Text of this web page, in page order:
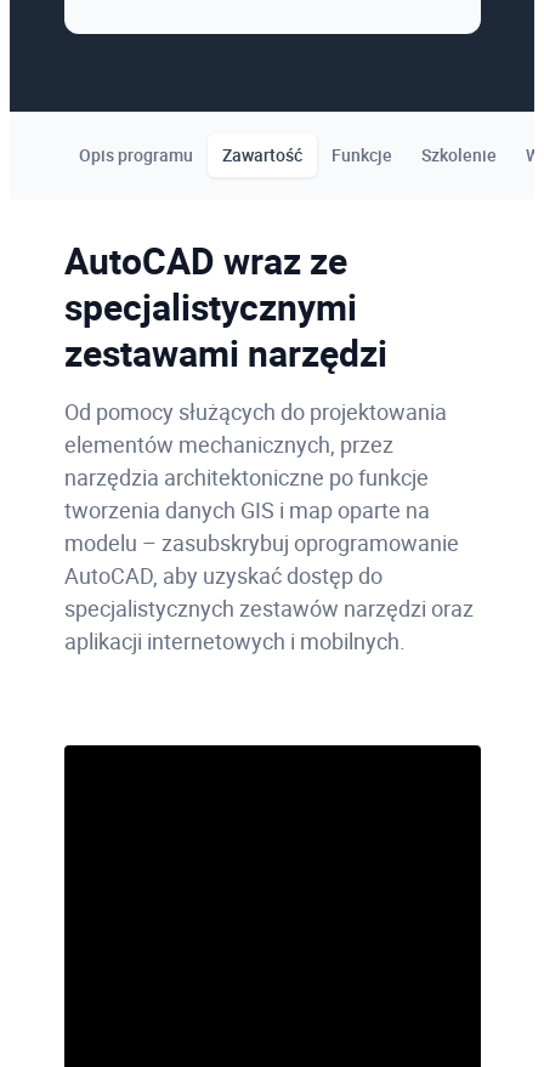
Opis programu Zawartość Funkcje Szkolenie
AutoCAD wraz ze
specjalistycznymi
zestawami narzędzi
Od pomocy służących do projektowania
elementów mechanicznych, przez
narzędzia architektoniczne po funkcje
tworzenia danych GIS i map oparte na
modelu – zasubskrybuj oprogramowanie
AutoCAD, aby uzyskać dostęp do
specjalistycznych zestawów narzędzi oraz
aplikacji internetowych i mobilnych.